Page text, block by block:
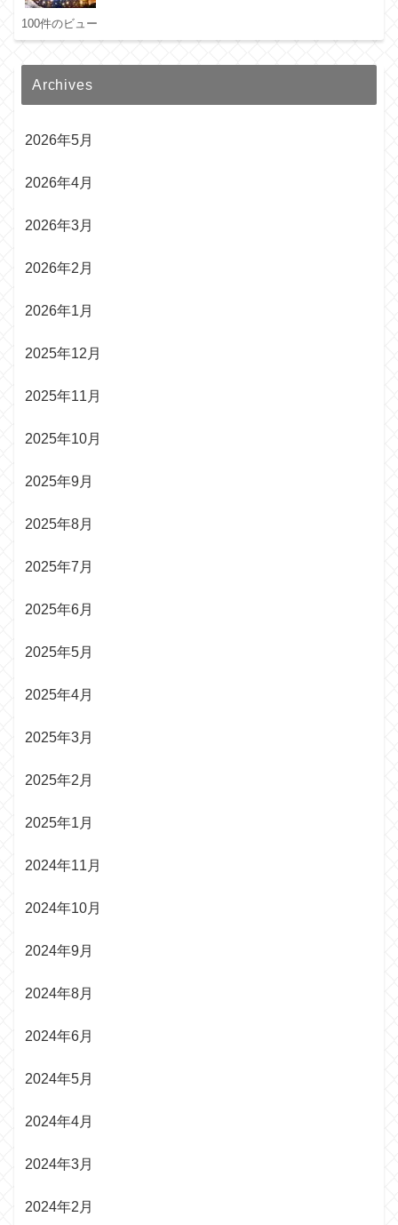
100件のビュー
Archives
2026年5月
2026年4月
2026年3月
2026年2月
2026年1月
2025年12月
2025年11月
2025年10月
2025年9月
2025年8月
2025年7月
2025年6月
2025年5月
2025年4月
2025年3月
2025年2月
2025年1月
2024年11月
2024年10月
2024年9月
2024年8月
2024年6月
2024年5月
2024年4月
2024年3月
2024年2月